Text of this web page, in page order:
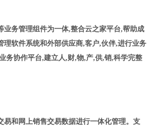
业务管理组件为一体,整合云之家平台,帮助成
理软件系统和外部供应商,客户,伙伴,进行业务
务协作平台,建立人,财,物,产,供,销,科学完整
易和网上销售交易数据进行一体化管理。支